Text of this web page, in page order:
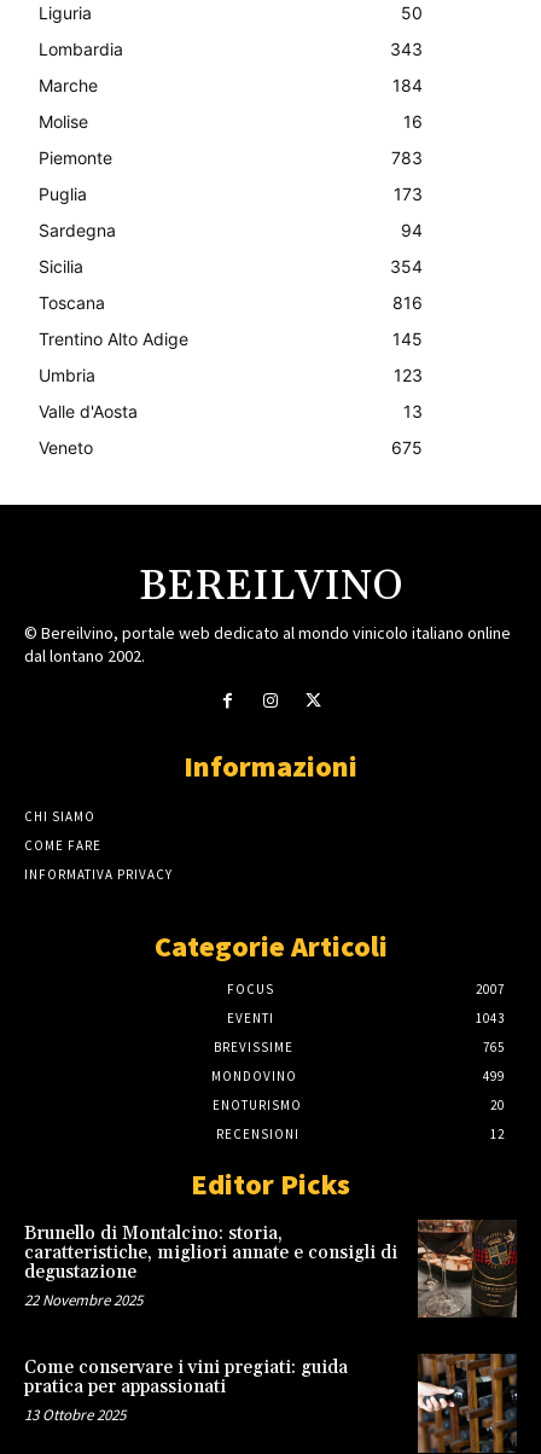
Liguria
50
Lombardia
343
Marche
184
Molise
16
Piemonte
783
Puglia
173
Sardegna
94
Sicilia
354
Toscana
816
Trentino Alto Adige
145
Umbria
123
Valle d'Aosta
13
Veneto
675
BEREILVINO
© Bereilvino, portale web dedicato al mondo vinicolo italiano online
dal lontano 2002.
Informazioni
CHI SIAMO
COME FARE
INFORMATIVA PRIVACY
Categorie Articoli
FOCUS
2007
EVENTI
1043
BREVISSIME
765
MONDOVINO
499
ENOTURISMO
20
RECENSIONI
12
Editor Picks
Brunello di Montalcino: storia,
caratteristiche, migliori annate e consigli di
degustazione
22 Novembre 2025
Come conservare i vini pregiati: guida
pratica per appassionati
13 Ottobre 2025